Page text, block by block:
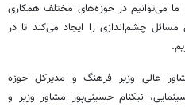
می‌توانیم در حوزه‌های مختلف همکاری
چشم‌اندازی را ایجاد می‌کند تا در
عالی وزیر فرهنگ و مدیرکل حوزه
نیکنام حسینی‌پور مشاور وزیر و